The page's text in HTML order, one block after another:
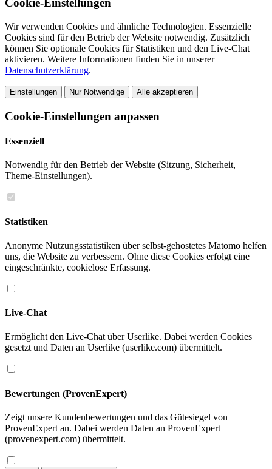
Cookie-Einstellungen
Wir verwenden Cookies und ähnliche Technologien. Essenzielle
Cookies sind für den Betrieb der Website notwendig. Zusätzlich
können Sie optionale Cookies für Statistiken und den Live-Chat
aktivieren. Weitere Informationen finden Sie in unserer
Datenschutzerklärung.
Einstellungen Nur Notwendige Alle akzeptieren
Cookie-Einstellungen anpassen
Essenziell
Notwendig für den Betrieb der Website (Sitzung, Sicherheit,
Theme-Einstellungen).
Statistiken
Anonyme Nutzungsstatistiken über selbst-gehostetes Matomo helfen
uns, die Website zu verbessern. Ohne diese Cookies erfolgt eine
eingeschränkte, cookielose Erfassung.
Live-Chat
Ermöglicht den Live-Chat über Userlike. Dabei werden Cookies
gesetzt und Daten an Userlike (userlike.com) übermittelt.
Bewertungen (ProvenExpert)
Zeigt unsere Kundenbewertungen und das Gütesiegel von
ProvenExpert an. Dabei werden Daten an ProvenExpert
(provenexpert.com) übermittelt.